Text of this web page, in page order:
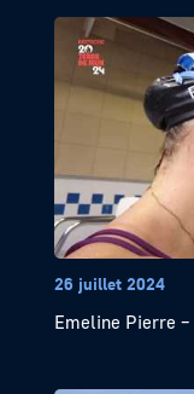
26 juillet 2024
Emeline Pierre